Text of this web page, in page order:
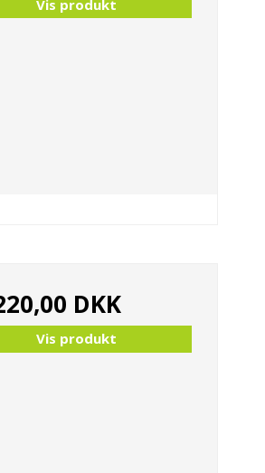
Vis produkt
DKK
Vis produkt